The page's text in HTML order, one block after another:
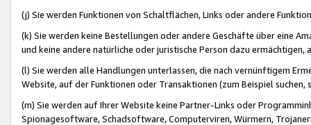
(j) Sie werden Funktionen von Schaltflächen, Links oder andere
(k) Sie werden keine Bestellungen oder andere Geschäfte über eine
und keine andere natürliche oder juristische Person dazu
(l) Sie werden alle Handlungen unterlassen, die nach vernünftigem
Website, auf der Funktionen oder Transaktionen (zum Beispiel
(m) Sie werden auf Ihrer Website keine Partner-Links oder
Spionagesoftware, Schadsoftware, Computerviren, Würmern,